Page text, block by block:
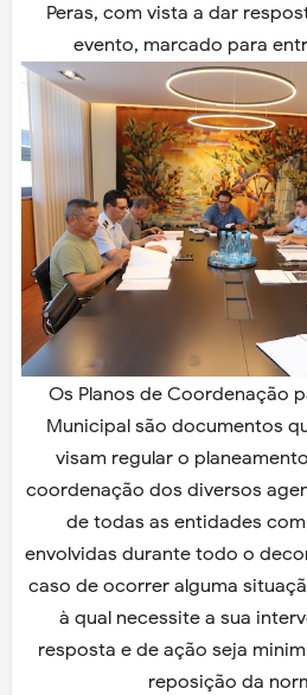
Peras, com vista a dar
evento, marcado para
Os Planos de Coordenação
Municipal são documentos
visam regular o
coordenação dos diversos
de todas as entidades
envolvidas durante todo o
caso de ocorrer alguma
à qual necessite a sua
resposta e de ação seja
reposição da